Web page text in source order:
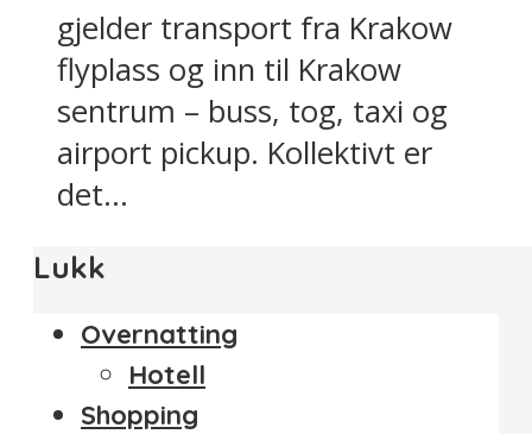
gjelder transport fra Krakow
flyplass og inn til Krakow
sentrum – buss, tog, taxi og
airport pickup. Kollektivt er
det...
Lukk
Overnatting
Hotell
Shopping